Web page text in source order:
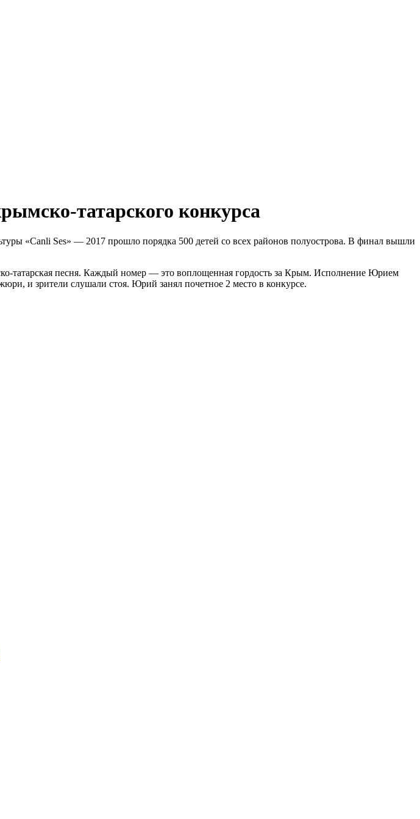
татарского конкурса
«Canli Ses» — 2017 прошло порядка 500 детей со всех районов полуострова. В финал вышли
татарская песня. Каждый номер — это воплощенная гордость за Крым. Исполнение Юрием
и зрители слушали стоя. Юрий занял почетное 2 место в конкурсе.